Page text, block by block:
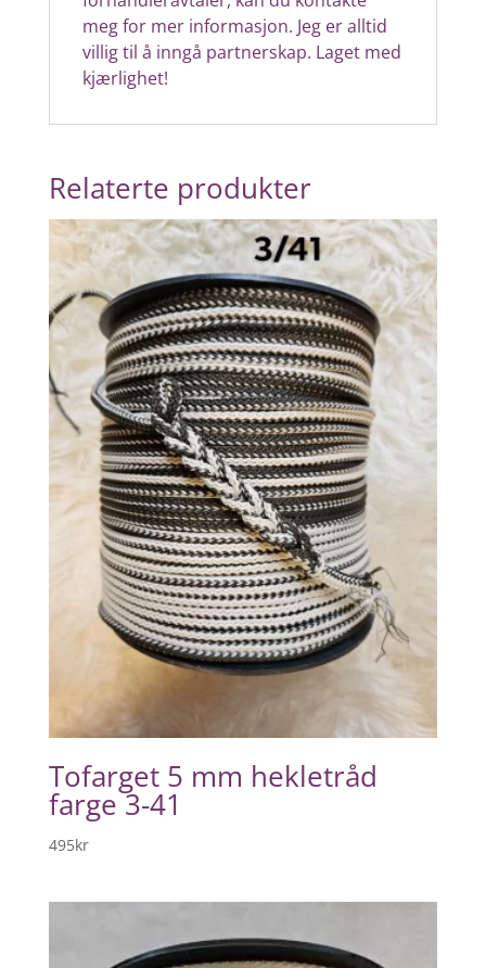
meg for mer informasjon. Jeg er alltid
villig til å inngå partnerskap. Laget med
kjærlighet!
Relaterte produkter
Tofarget 5 mm hekletråd
farge 3-41
495kr